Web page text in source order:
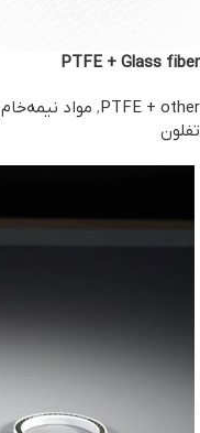
PTFE + Glass fiber
PTFE + other
, مواد نیمه‌خام
تفلون